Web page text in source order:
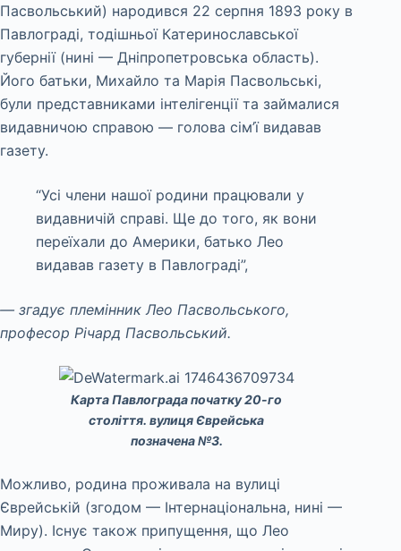
Пасвольський) народився 22 серпня 1893 року в
Павлограді, тодішньої Катеринославської
губернії (нині — Дніпропетровська область).
Його батьки, Михайло та Марія Пасвольські,
були представниками інтелігенції та займалися
видавничою справою — голова сім’ї видавав
газету.
“Усі члени нашої родини працювали у
видавничій справі. Ще до того, як вони
переїхали до Америки, батько Лео
видавав газету в Павлограді”,
— згадує племінник Лео Пасвольського,
професор Річард Пасвольський.
Карта Павлограда початку 20-го
століття. вулиця Єврейська
позначена №3.
Можливо, родина проживала на вулиці
Єврейській (згодом — Інтернаціональна, нині —
Миру). Існує також припущення, що Лео